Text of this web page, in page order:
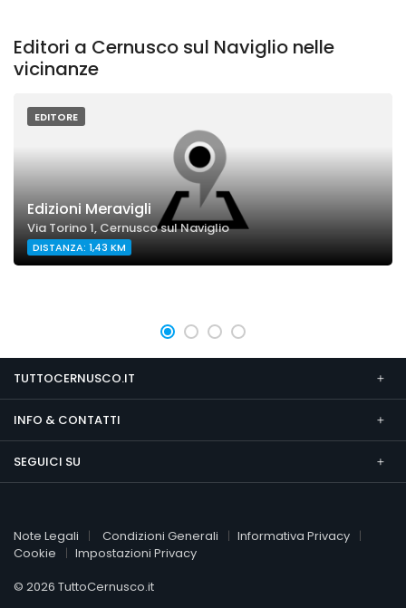
Editori a Cernusco sul Naviglio nelle
vicinanze
EDITORE
Edizioni Meravigli
Via Torino 1, Cernusco sul Naviglio
DISTANZA: 1,43 KM
TUTTOCERNUSCO.IT
INFO & CONTATTI
SEGUICI SU
Note Legali Condizioni Generali
Informativa Privacy
Cookie
Impostazioni Privacy
© 2026 TuttoCernusco.it